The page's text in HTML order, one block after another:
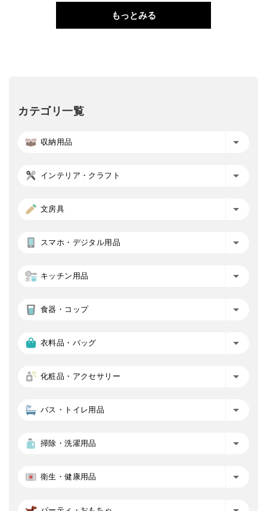
もっとみる
カテゴリ一覧
収納用品
インテリア・クラフト
文房具
スマホ・デジタル用品
キッチン用品
食器・コップ
衣料品・バッグ
化粧品・アクセサリー
バス・トイレ用品
掃除・洗濯用品
衛生・健康用品